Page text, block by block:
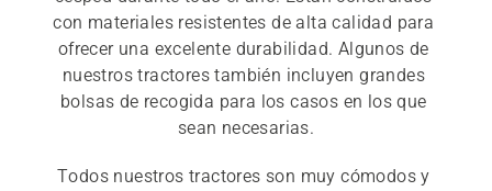
con materiales resistentes de alta calidad para
ofrecer una excelente durabilidad. Algunos de
nuestros tractores también incluyen grandes
bolsas de recogida para los casos en los que
Todos nuestros tractores son muy cómodos y